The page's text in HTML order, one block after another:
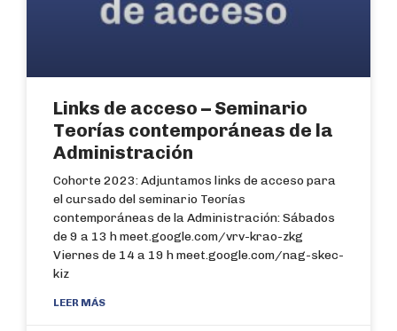
Links de acceso – Seminario
Teorías contemporáneas de la
Administración
Cohorte 2023: Adjuntamos links de acceso para
el cursado del seminario Teorías
contemporáneas de la Administración: Sábados
de 9 a 13 h meet.google.com/vrv-krao-zkg
Viernes de 14 a 19 h meet.google.com/nag-skec-
kiz
LEER MÁS